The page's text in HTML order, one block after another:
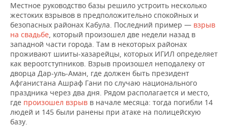
КИБЕРСПОРТ
ФИГУРНОЕ КАТАНИЕ
ВОДНЫЕ ВИДЫ СПОРТА
ХОККЕЙ С МЯЧОМ
КУЛЬТУРА
МЕДИЦИНА
ОБРАЗОВАНИЕ
ПРОИСШЕСТВИЯ
СПИСОК КОМПАНИЙ
Местное руководство базы решило устроить несколько
жестоких взрывов в предположительно спокойных и
безопасных районах Кабула. Последний пример — взрыв
на свадьбе, который произошел две недели назад в
западной части города. Там в некоторых районах
проживают шииты-хазарейцы, которых ИГИЛ определяет
как вероотступников. Взрыв произошел неподалеку от
дворца Дар-уль-Аман, где должен быть президент
Афганистана Ашраф Гани по случаю национального
праздника через два дня. Рядом располагается и место,
где произошел взрыв в начале месяца: тогда погибли 14
людей и 145 были ранены при атаке на полицейскую
базу.